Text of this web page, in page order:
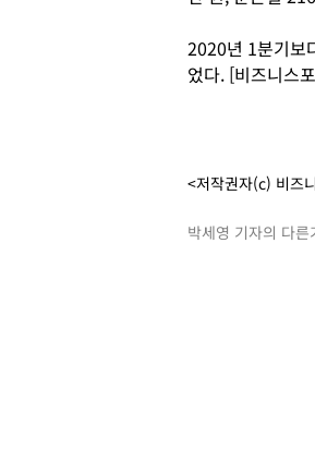
2020년 1분기보
었다. [비즈니스
<저작권자(c) 비즈
박세영 기자의 다른